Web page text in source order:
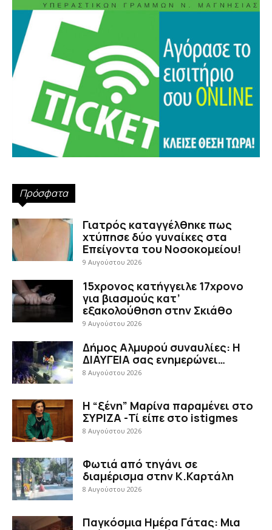
Πρόσφατα
Γιατρός καταγγέλθηκε πως
χτύπησε δύο γυναίκες στα
Επείγοντα του Νοσοκομείου!
9 Αυγούστου 2026
15χρονος κατήγγειλε 17χρονο
για βιασμούς κατ’
εξακολούθηση στην Σκιάθο
9 Αυγούστου 2026
Δήμος Αλμυρού συναυλίες: Η
ΔΙΑΥΓΕΙΑ σας ενημερώνει…
8 Αυγούστου 2026
Η “ξένη” Μαρίνα παραμένει στο
ΣΥΡΙΖΑ -Τί είπε στο istigmes
8 Αυγούστου 2026
Φωτιά από τηγάνι σε
διαμέρισμα στην Κ.Καρτάλη
8 Αυγούστου 2026
Παγκόσμια Ημέρα Γάτας: Μια